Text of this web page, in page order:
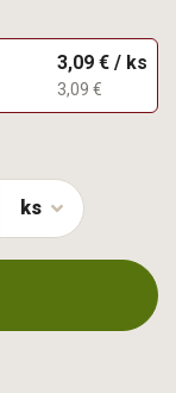
3,09 € / ks
3,09 €
ks